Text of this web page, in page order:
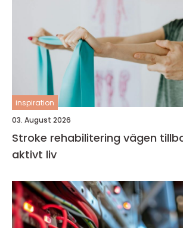
inspiration
03. August 2026
Stroke rehabilitering vägen tillbaka till ett
aktivt liv